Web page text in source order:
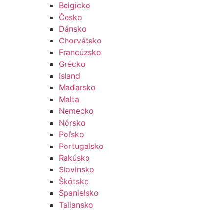
Belgicko
Česko
Dánsko
Chorvátsko
Francúzsko
Grécko
Island
Maďarsko
Malta
Nemecko
Nórsko
Poľsko
Portugalsko
Rakúsko
Slovinsko
Škótsko
Španielsko
Taliansko